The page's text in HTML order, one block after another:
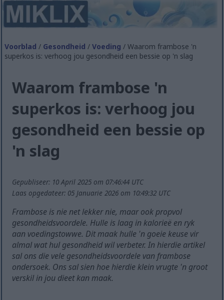
Voorblad / Gesondheid /Voeding / Waarom frambose 'n
superkos is: verhoog jou gesondheid een bessie op 'n slag
Waarom frambose 'n
superkos is: verhoog jou
gesondheid een bessie op
'n slag
Gepubliseer: 10 April 2025 om 07:46:44 UTC
Laas opgedateer: 05 Januarie 2026 om 10:49:32 UTC
Frambose is nie net lekker nie, maar ook propvol
gesondheidsvoordele. Hulle is laag in kalorieë en ryk
aan voedingstowwe. Dit maak hulle 'n goeie keuse vir
almal wat hul gesondheid wil verbeter. In hierdie artikel
sal ons die vele gesondheidsvoordele van frambose
ondersoek. Ons sal sien hoe hierdie klein vrugte 'n groot
verskil in jou dieet kan maak.